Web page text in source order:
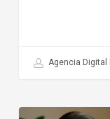
Agencia Digital